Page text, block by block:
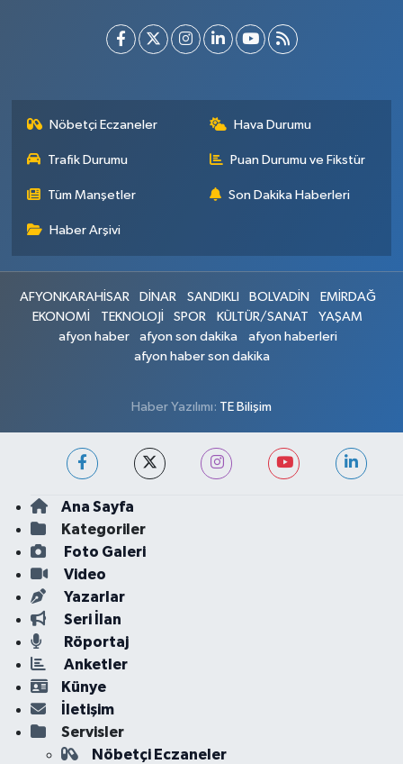
Nöbetçi Eczaneler Hava Durumu
Trafik Durumu Puan Durumu ve Fikstür
Tüm Manşetler Son Dakika Haberleri
Haber Arşivi
AFYONKARAHİSAR DİNAR SANDIKLI BOLVADİN
EMİRDAĞ
EKONOMİ
TEKNOLOJİ SPOR KÜLTÜR/SANAT
YAŞAM
afyon haber
afyon son dakika
afyon haberleri
afyon haber son dakika
Haber Yazılımı: TE Bilişim
Ana Sayfa
Kategoriler
Foto Galeri
Video
Yazarlar
Seri İlan
Röportaj
Anketler
Künye
İletişim
Servisler
Nöbetçi Eczaneler